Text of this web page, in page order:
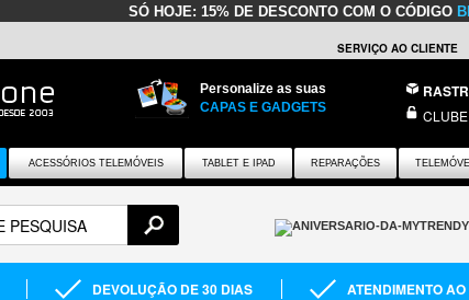
SÓ HOJE: 15% DE DESCONTO COM O CÓDIGO
SERVIÇO AO CLIENTE
Personalize as suas
CAPAS E GADGETS
ACESSÓRIOS TELEMÓVEIS TABLET E IPAD REPARAÇÕES
DEVOLUÇÃO DE 30 DIAS ATENDIMENTO